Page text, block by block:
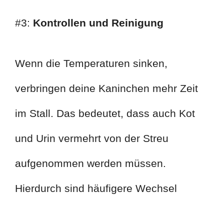
#3: Kontrollen und Reinigung
Wenn die Temperaturen sinken,
verbringen deine Kaninchen mehr Zeit
im Stall. Das bedeutet, dass auch Kot
und Urin vermehrt von der Streu
aufgenommen werden müssen.
Hierdurch sind häufigere Wechsel